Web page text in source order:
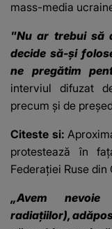
mass-media
"Nu ar trebui să
decide să-şi
ne pregătim
interviul difuzat
precum şi de
Citeste si:
protestează în
Federaţiei Ruse din
„Avem nevoie
radiaţiilor),